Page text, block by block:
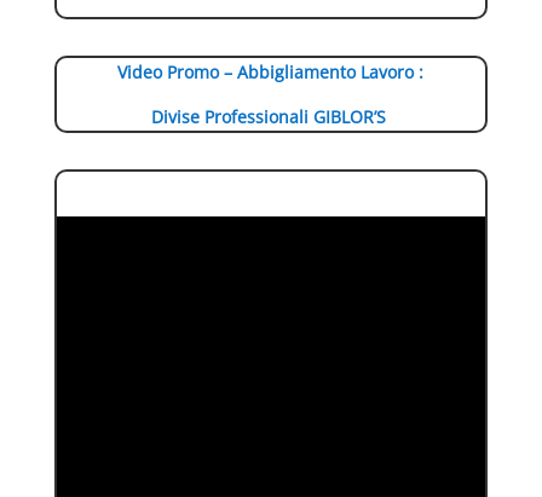
Video Promo – Abbigliamento Lavoro :
Divise Professionali GIBLOR’S